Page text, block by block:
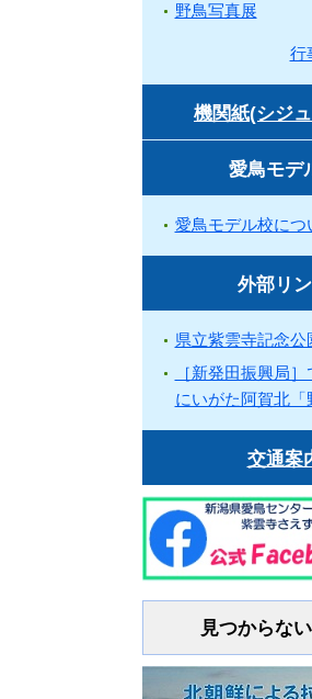
野鳥写真展
行
機関紙(シジ
愛鳥モデ
愛鳥モデル校につ
外部リ
県立紫雲寺記念公
［新発田振興局］
にいがた阿賀北「
交通案
見つからな